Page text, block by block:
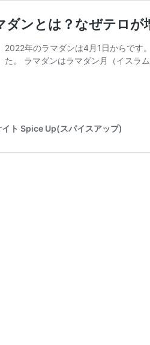
ダンとは？なぜテロが
2022年のラマダンは4月1日からで
た。 ラマダンはラマダン月（イスラ
ト Spice Up(スパイスアップ)